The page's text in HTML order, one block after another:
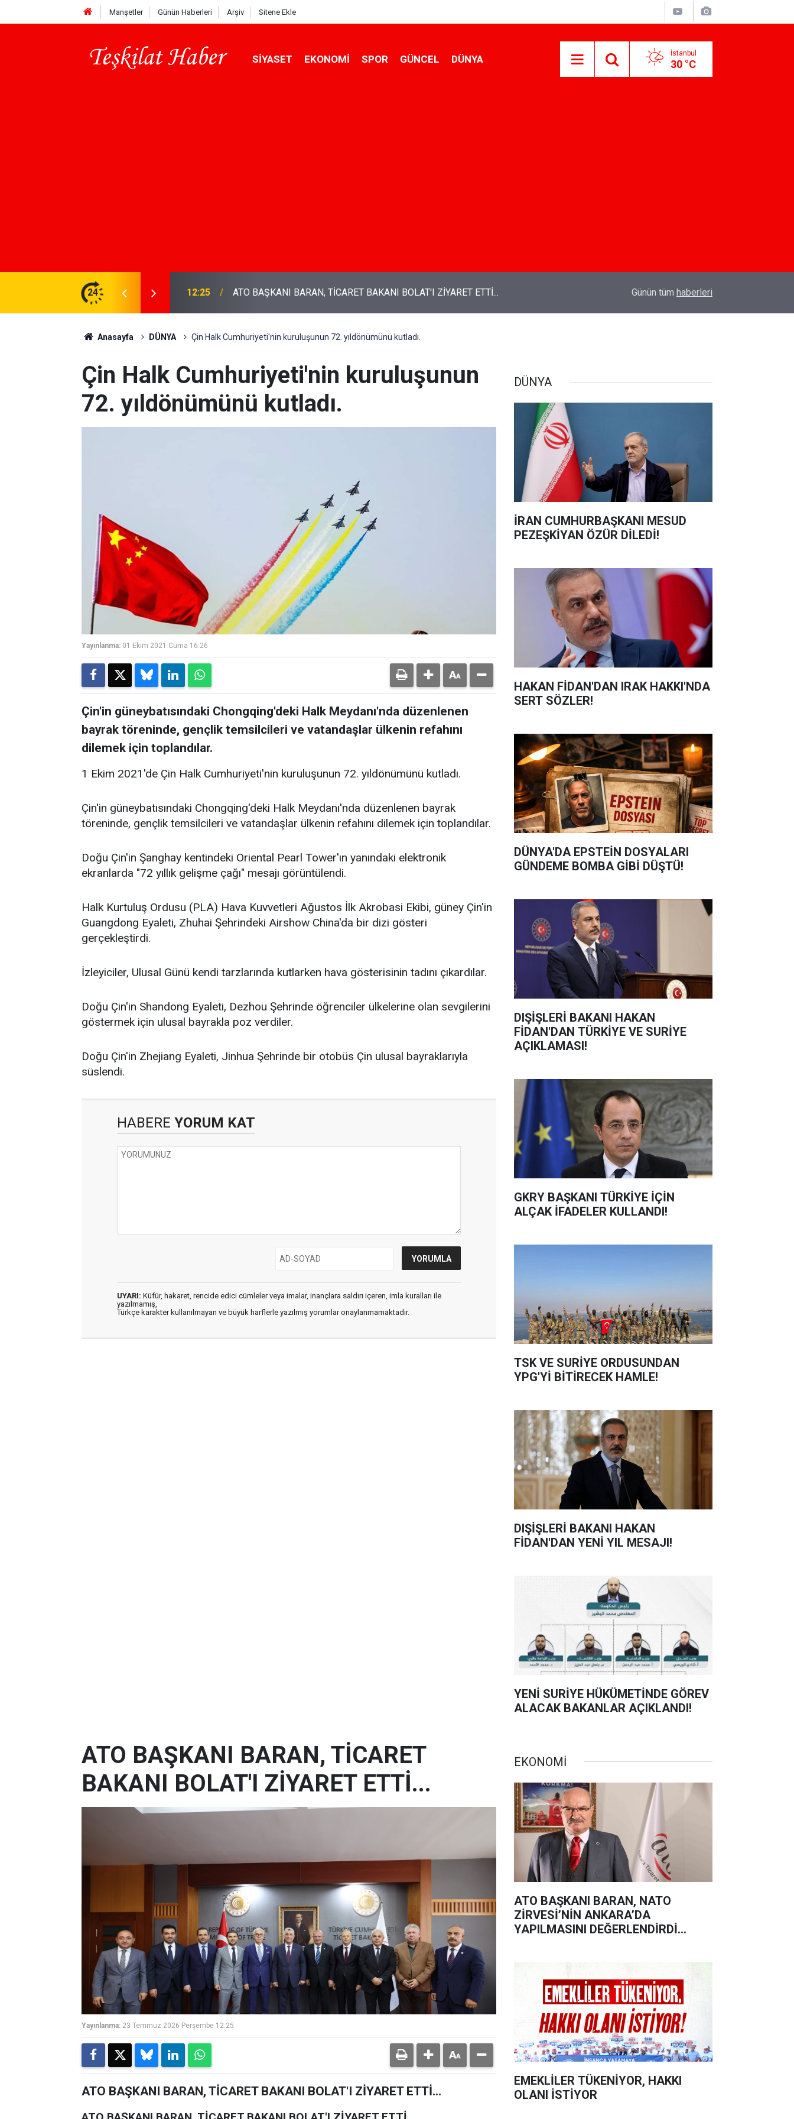
Manşetler Günün Haberleri Arşiv Sitene Ekle
SİYASET EKONOMİ SPOR GÜNCEL DÜNYA İstanbul
30 °C
24
BOLAT'I ZİYARET ETTİ... 20:36
DEVA Partisi Genel Başkanı Ali Babacan: “Emekli maaşından, insanca yaşam
hakkından tasarruf olmaz"
TÜRK SİLAHLI KUVVETLERİNE SURİYE'DE
Günün tüm haberleri
Anasayfa DÜNYA Çin Halk Cumhuriyeti'nin kuruluşunun 72. yıldönümünü kutladı.
Çin Halk Cumhuriyeti'nin kuruluşunun
72. yıldönümünü kutladı.
Yayınlanma: 01 Ekim 2021 Cuma 16:26
Çin'in güneybatısındaki Chongqing'deki Halk Meydanı'nda düzenlenen
bayrak töreninde, gençlik temsilcileri ve vatandaşlar ülkenin refahını
dilemek için toplandılar.
1 Ekim 2021'de Çin Halk Cumhuriyeti'nin kuruluşunun 72. yıldönümünü kutladı.
Çin'in güneybatısındaki Chongqing'deki Halk Meydanı'nda düzenlenen bayrak
töreninde, gençlik temsilcileri ve vatandaşlar ülkenin refahını dilemek için toplandılar.
Doğu Çin'in Şanghay kentindeki Oriental Pearl Tower'ın yanındaki elektronik
ekranlarda "72 yıllık gelişme çağı" mesajı görüntülendi.
Halk Kurtuluş Ordusu (PLA) Hava Kuvvetleri Ağustos İlk Akrobasi Ekibi, güney Çin'in
Guangdong Eyaleti, Zhuhai Şehrindeki Airshow China'da bir dizi gösteri
gerçekleştirdi.
İzleyiciler, Ulusal Günü kendi tarzlarında kutlarken hava gösterisinin tadını çıkardılar.
Doğu Çin'in Shandong Eyaleti, Dezhou Şehrinde öğrenciler ülkelerine olan sevgilerini
göstermek için ulusal bayrakla poz verdiler.
Doğu Çin'in Zhejiang Eyaleti, Jinhua Şehrinde bir otobüs Çin ulusal bayraklarıyla
süslendi.
HABERE YORUM KAT
UYARI: Küfür, hakaret, rencide edici cümleler veya imalar, inançlara saldırı içeren, imla kuralları ile
yazılmamış,
Türkçe karakter kullanılmayan ve büyük harflerle yazılmış yorumlar onaylanmamaktadır.
DÜNYA
İRAN CUMHURBAŞKANI MESUD
PEZEŞKİYAN ÖZÜR DİLEDİ!
HAKAN FİDAN'DAN IRAK HAKKI'NDA
SERT SÖZLER!
DÜNYA'DA EPSTEİN DOSYALARI
GÜNDEME BOMBA GİBİ DÜŞTÜ!
DIŞİŞLERİ BAKANI HAKAN
FİDAN'DAN TÜRKİYE VE SURİYE
AÇIKLAMASI!
GKRY BAŞKANI TÜRKİYE İÇİN
ALÇAK İFADELER KULLANDI!
TSK VE SURİYE ORDUSUNDAN
YPG'Yİ BİTİRECEK HAMLE!
DIŞİŞLERİ BAKANI HAKAN
FİDAN'DAN YENİ YIL MESAJI!
YENİ SURİYE HÜKÜMETİNDE GÖREV
ALACAK BAKANLAR AÇIKLANDI!
ATO BAŞKANI BARAN, TİCARET
BAKANI BOLAT'I ZİYARET ETTİ...
Yayınlanma: 23 Temmuz 2026 Perşembe 12:25
ATO BAŞKANI BARAN, TİCARET BAKANI BOLAT'I ZİYARET ETTİ...
EKONOMİ
ATO BAŞKANI BARAN, NATO
ZİRVESİ’NİN ANKARA’DA
YAPILMASINI DEĞERLENDİRDİ…
EMEKLİLER TÜKENİYOR, HAKKI
OLANI İSTİYOR